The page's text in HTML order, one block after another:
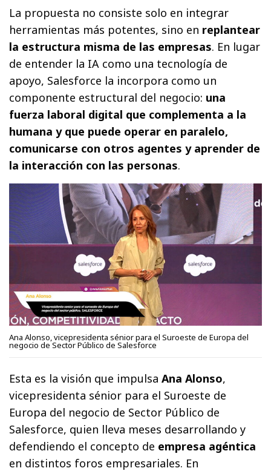
La propuesta no consiste solo en integrar
herramientas más potentes, sino en replantear
la estructura misma de las empresas. En lugar
de entender la IA como una tecnología de
apoyo, Salesforce la incorpora como un
componente estructural del negocio: una
fuerza laboral digital que complementa a la
humana y que puede operar en paralelo,
comunicarse con otros agentes y aprender de
la interacción con las personas.
Ana Alonso, vicepresidenta sénior para el Suroeste de Europa del
negocio de Sector Público de Salesforce
Esta es la visión que impulsaAna Alonso,
vicepresidenta sénior para el Suroeste de
Europa del negocio de Sector Público de
Salesforce, quien lleva meses desarrollando y
defendiendo el concepto de empresa agéntica
en distintos foros empresariales. En